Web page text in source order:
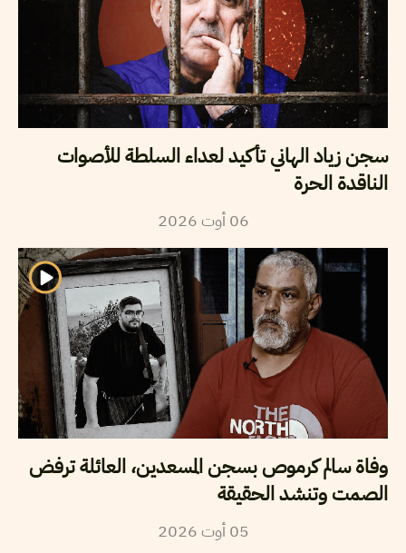
سجن زياد الهاني تأكيد لعداء السلطة للأصوات
الناقدة الحرة
06 أوت2026
وفاة سالم كرموص بسجن المسعدين، العائلة ترفض
الصمت وتنشد الحقيقة
05 أوت2026